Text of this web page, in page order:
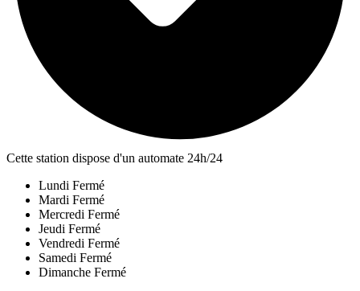
Cette station dispose d'un automate 24h/24
Lundi Fermé
Mardi Fermé
Mercredi Fermé
Jeudi Fermé
Vendredi Fermé
Samedi Fermé
Dimanche Fermé